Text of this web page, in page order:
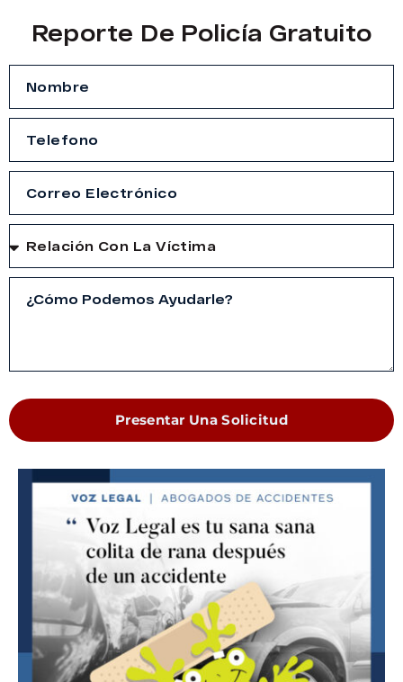
Reporte De Policía Gratuito
Presentar Una Solicitud